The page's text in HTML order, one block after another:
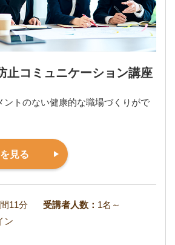
止コミュニケーション講座
ントのない健康的な職場づくりがで
見る
11分 受講者人数： 1名～
ン